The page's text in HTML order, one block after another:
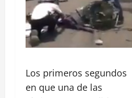
Los primeros segundos
en que una de las